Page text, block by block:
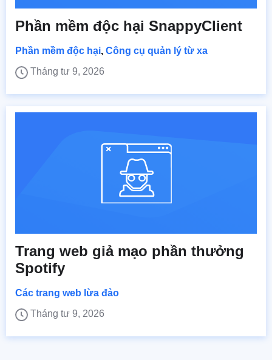
Phần mềm độc hại SnappyClient
Phần mềm độc hại, Công cụ quản lý từ xa
Tháng tư 9, 2026
Trang web giả mạo phần thưởng
Spotify
Các trang web lừa đảo
Tháng tư 9, 2026